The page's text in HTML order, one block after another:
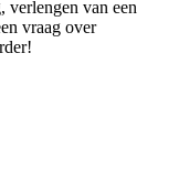
verlengen van een
vraag over